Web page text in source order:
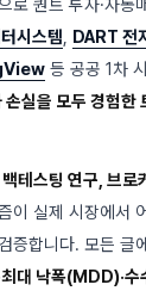
로 퀀트 투자·자동
시스템, DART 전
등 공공 1차
손실을 모두 경험한
테스팅 연구, 브로
이 실제 시장에서
증합니다. 모든 글
대 낙폭(MDD)·수